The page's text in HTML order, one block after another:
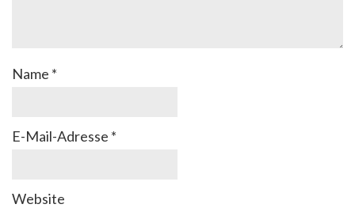
Name *
E-Mail-Adresse *
Website